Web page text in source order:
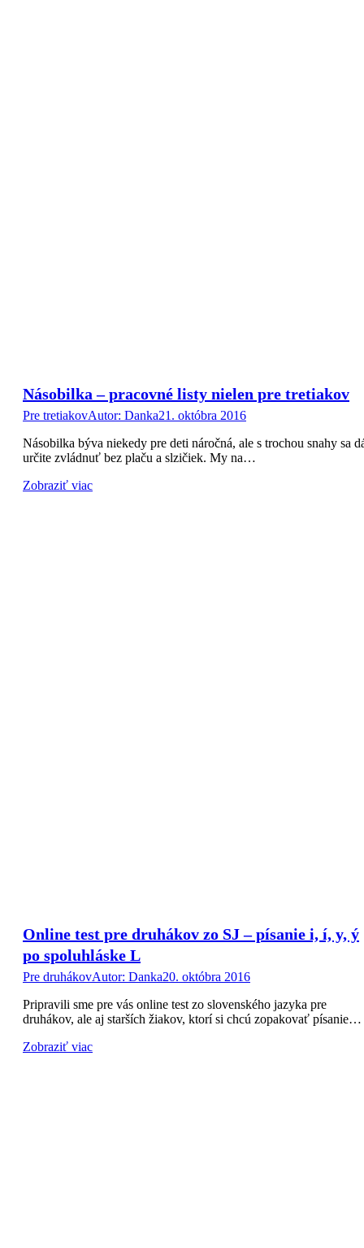
Násobilka – pracovné listy nielen pre tretiakov
Pre tretiakovAutor: Danka21. októbra 2016
Násobilka býva niekedy pre deti náročná, ale s trochou snahy sa
určite zvládnuť bez plaču a slzičiek. My na…
Zobraziť viac
Online test pre druhákov zo SJ – písanie i, í, y, ý
po spoluhláske L
Pre druhákovAutor: Danka20. októbra 2016
Pripravili sme pre vás online test zo slovenského jazyka pre
druhákov, ale aj starších žiakov, ktorí si chcú zopakovať písanie…
Zobraziť viac